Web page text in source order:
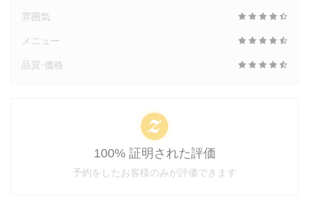
雰囲気
メニュー
品質-価格
100% 証明された評価
予約をしたお客様のみが評価できます